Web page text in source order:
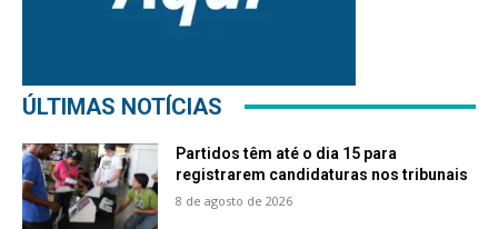
ÚLTIMAS NOTÍCIAS
Partidos têm até o dia 15 para
registrarem candidaturas nos tribunais
8 de agosto de 2026